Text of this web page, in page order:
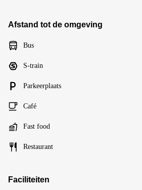
Afstand tot de omgeving
Bus
S-train
Parkeerplaats
Café
Fast food
Restaurant
Faciliteiten